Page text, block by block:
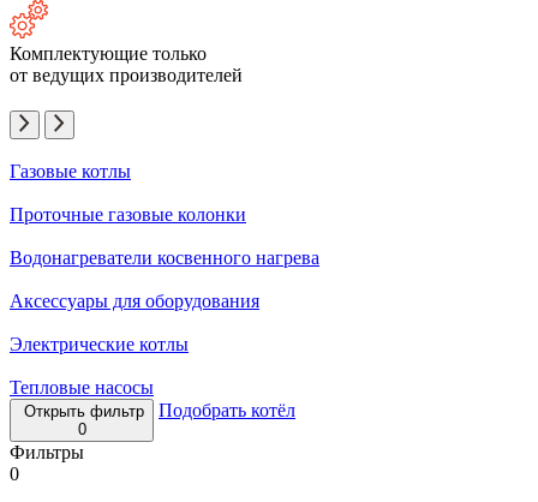
Комплектующие только
от ведущих производителей
Газовые котлы
Проточные газовые колонки
Водонагреватели косвенного нагрева
Аксессуары для оборудования
Электрические котлы
Тепловые насосы
Открыть фильтр
0
Подобрать котёл
Фильтры
0